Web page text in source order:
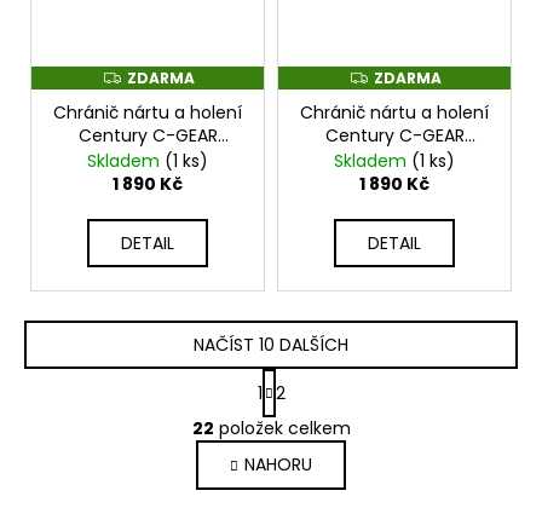
Z
D
A
R
M
A
ZDARMA
Chránič nártu a holení
Century C-GEAR
Integrity schváleno
pro WAKO - modré -
Skladem (1 ks)
1 890 Kč
DETAIL
Z
D
A
R
M
A
ZDARMA
Chránič nártu a holení
Century C-GEAR
Integrity schváleno
pro WAKO - červené -
Skladem (1 ks)
1 890 Kč
DETAIL
O
v
l
á
NAČÍST 10 DALŠÍCH
S
t
r
á
n
k
1 2
22 položek celkem
NAHORU